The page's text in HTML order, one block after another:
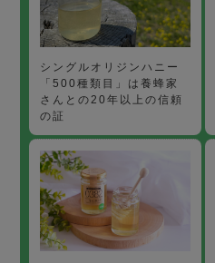
シングルオリジンハニー
「500種類目」は養蜂家
さんとの20年以上の信頼
の証